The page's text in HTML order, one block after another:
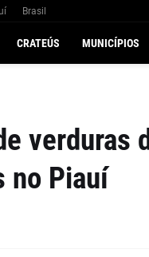
Brasil
CRATEÚS MUNICÍPIOS
verduras
no Piauí